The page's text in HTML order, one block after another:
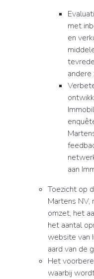
met
en
aan
Toezicht op
Martens NV,
omzet, het
het aantal
website van
aard van de
Het
waarbij